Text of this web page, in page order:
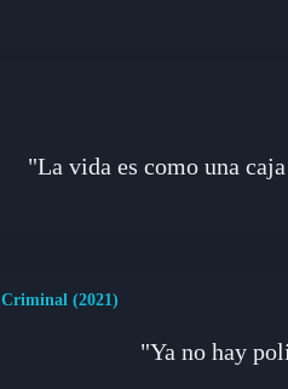
"La vida es como una
(2021)
"Ya no hay